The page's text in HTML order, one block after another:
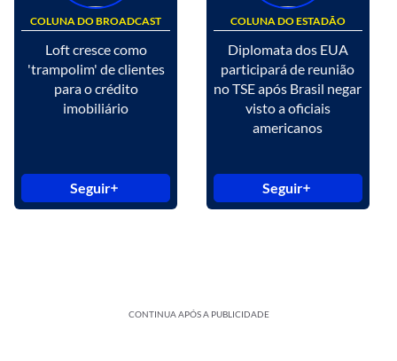
COLUNA DO BROADCAST
Loft cresce como
'trampolim' de clientes
para o crédito
imobiliário
Seguir
COLUNA DO ESTADÃO
Diplomata dos EUA
participará de reunião
no TSE após Brasil negar
visto a oficiais
americanos
Seguir
CONTINUA APÓS A PUBLICIDADE